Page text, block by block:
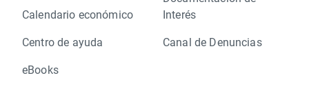
Calendario económico
Centro de ayuda
eBooks
Interés
Canal de Denuncias